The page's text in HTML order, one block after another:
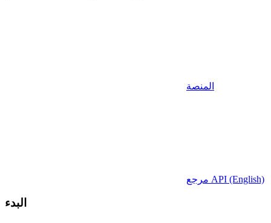
المنصة
مرجع API (English)
البدء